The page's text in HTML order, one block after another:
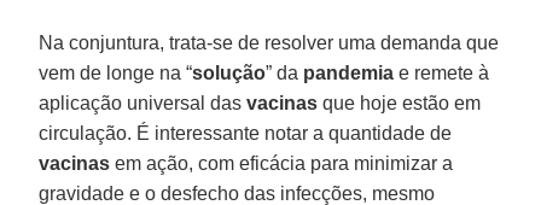
Na conjuntura, trata-se de resolver uma demanda que
vem de longe na “solução” da pandemia e remete à
aplicação universal dasvacinas que hoje estão em
circulação. É interessante notar a quantidade de
vacinas em ação, com eficácia para minimizar a
gravidade e o desfecho das infecções, mesmo